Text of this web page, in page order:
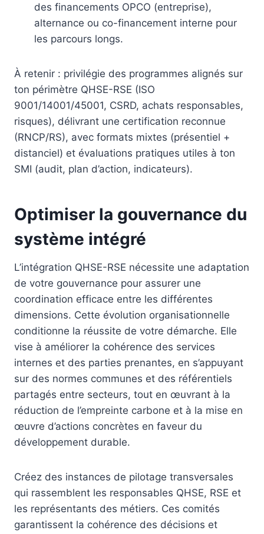
des financements OPCO (entreprise),
alternance ou co-financement interne pour
les parcours longs.
À retenir : privilégie des programmes alignés sur
ton périmètre QHSE-RSE (ISO
9001/14001/45001, CSRD, achats responsables,
risques), délivrant une certification reconnue
(RNCP/RS), avec formats mixtes (présentiel +
distanciel) et évaluations pratiques utiles à ton
SMI (audit, plan d’action, indicateurs).
Optimiser la gouvernance du
système intégré
L’intégration QHSE-RSE nécessite une adaptation
de votre gouvernance pour assurer une
coordination efficace entre les différentes
dimensions. Cette évolution organisationnelle
conditionne la réussite de votre démarche. Elle
vise à améliorer la cohérence des services
internes et des parties prenantes, en s’appuyant
sur des normes communes et des référentiels
partagés entre secteurs, tout en œuvrant à la
réduction de l’empreinte carbone et à la mise en
œuvre d’actions concrètes en faveur du
développement durable.
Créez des instances de pilotage transversales
qui rassemblent les responsables QHSE, RSE et
les représentants des métiers. Ces comités
garantissent la cohérence des décisions et